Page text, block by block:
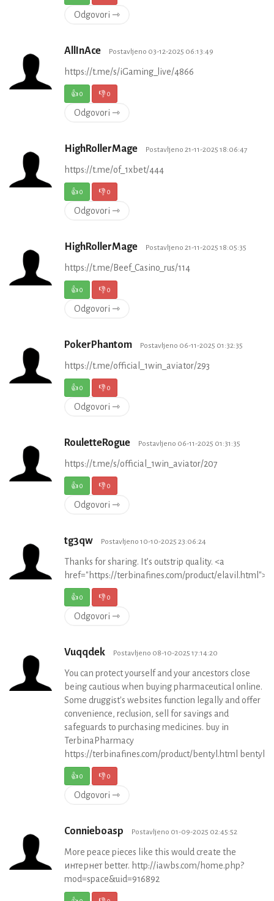
Odgovori ⇾
AllInAce Postavljeno 03-12-2025 06:13:49
https://t.me/s/iGaming_live/4866
👍0 👎0
Odgovori ⇾
HighRollerMage Postavljeno 21-11-2025 18:06:47
https://t.me/of_1xbet/444
👍0 👎0
Odgovori ⇾
HighRollerMage Postavljeno 21-11-2025 18:05:35
https://t.me/Beef_Casino_rus/114
👍0 👎0
Odgovori ⇾
PokerPhantom Postavljeno 06-11-2025 01:32:35
https://t.me/official_1win_aviator/293
👍0 👎0
Odgovori ⇾
RouletteRogue Postavljeno 06-11-2025 01:31:35
https://t.me/s/official_1win_aviator/207
👍0 👎0
Odgovori ⇾
tg3qw Postavljeno 10-10-2025 23:06:24
Thanks for sharing. It’s outstrip quality. <a
href="https://terbinafines.com/product/
👍0 👎0
Odgovori ⇾
Vuqqdek Postavljeno 08-10-2025 17:14:20
You can protect yourself and your ancestors close
being cautious when buying pharmaceutical online.
Some druggist's websites function legally and offer
convenience, reclusion, sell for savings and
safeguards to purchasing medicines. buy in
TerbinaPharmacy
https://terbinafines.com/product/bentyl.html bentyl
👍0 👎0
Odgovori ⇾
Connieboasp Postavljeno 01-09-2025 02:45:52
More peace pieces like this would create the
интернет better. http://iawbs.com/home.php?
mod=space&uid=916892